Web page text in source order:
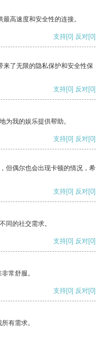
高速度和安全性的连接。
支持[0] 反对[0]
来了无限的隐私保护和安全性保
支持[0] 反对[0]
为我的娱乐提供帮助。
支持[0] 反对[0]
但偶尔也会出现卡顿的情况，希
支持[0] 反对[0]
同的社交需求。
支持[0] 反对[0]
常舒服。
支持[0] 反对[0]
有需求。